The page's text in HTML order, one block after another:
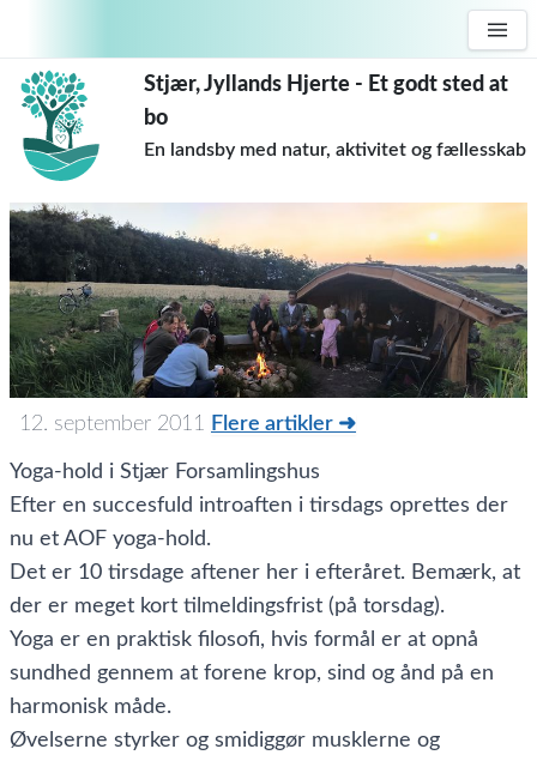
Stjær, Jyllands Hjerte - Et godt sted at
bo
En landsby med natur, aktivitet og fællesskab
12. september 2011 Flere artikler ➜
Yoga-hold i Stjær Forsamlingshus
Efter en succesfuld introaften i tirsdags oprettes der
nu et AOF yoga-hold.
Det er 10 tirsdage aftener her i efteråret. Bemærk, at
der er meget kort tilmeldingsfrist (på torsdag).
Yoga er en praktisk filosofi, hvis formål er at opnå
sundhed gennem at forene krop, sind og ånd på en
harmonisk måde.
Øvelserne styrker og smidiggør musklerne og